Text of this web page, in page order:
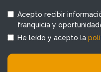
Acepto recibir
franquicia y
He leído y acepto la